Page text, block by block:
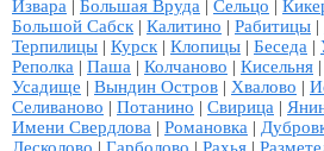
Извара | Большая Вруда | Сельцо |
Большой Сабск| Калитино | Рабитицы |
Терпилицы | Курск| Клопицы | Беседа |
Реполка | Паша | Колчаново | Кисельня |
Усадище | Вындин Остров | Хвалово |
Селиваново | Потанино | Свирица |
Имени Свердлова | Романовка |